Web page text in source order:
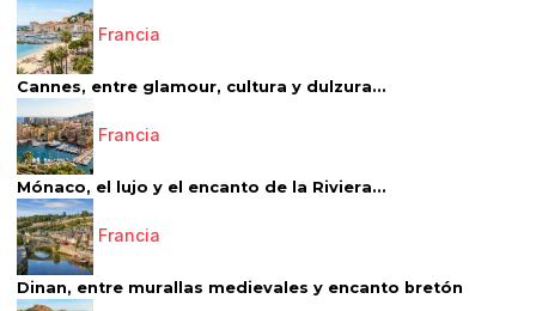
Francia
Cannes, entre glamour, cultura y dulzura...
Francia
Mónaco, el lujo y el encanto de la Riviera...
Francia
Dinan, entre murallas medievales y encanto bretón